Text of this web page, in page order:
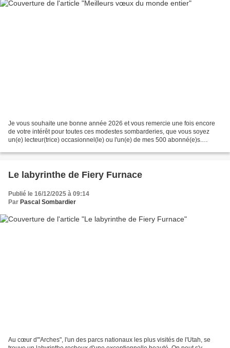
Je vous souhaite une bonne année 2026 et vous remercie une fois encore
de votre intérêt pour toutes ces modestes sombarderies, que vous soyez
un(e) lecteur(trice) occasionnel(le) ou l'un(e) de mes 500 abonné(e)s.
Le labyrinthe de Fiery Furnace
Publié le 16/12/2025 à 09:14
Par Pascal Sombardier
Au cœur d'"Arches", l'un des parcs nationaux les plus visités de l'Utah, se